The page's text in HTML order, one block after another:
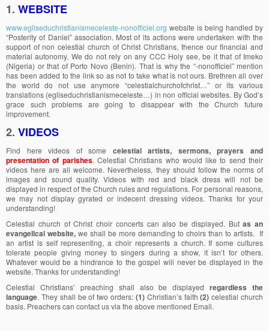
1. WEBSITE
www.egliseduchristianismeceleste-nonofficiel.org website is being handled by
“Posterity of Daniel” association. Most of its actions were undertaken with the
support of non celestial church of Christ Christians, thence our financial and
material autonomy. We do not rely on any CCC Holy see, be it that of Imeko
(Nigeria) or that of Porto Novo (Benin). That is why the “-nonofficiel” mention
has been added to the link so as not to take what is not ours. Brethren all over
the world do not use anymore “celestialchurchofchrist…” or its various
translations (egliseduchristianismeceleste…) in non official websites. By God’s
grace such problems are going to disappear with the Church future
improvement.
2. VIDEOS
Find here videos of some celestial artists, sermons, prayers and
presentation of parishes. Celestial Christians who would like to send their
videos here are all welcome. Nevertheless, they should follow the norms of
images and sound quality. Videos with red and black dress will not be
displayed in respect of the Church rules and regulations. For personal reasons,
we may not display gyrated or indecent dressing videos. Thanks for your
understanding!
Celestial church of Christ choir concerts can also be displayed. Butas an
evangelical website, we shall be more demanding to choirs than to artists. If
an artist is self representing, a choir represents a church. If some cultures
tolerate people giving money to singers during a show, it isn’t for others.
Whatever would be a hindrance to the gospel will never be displayed in the
website. Thanks for understanding!
Celestial Christians’ preaching shall also be displayedregardless the
language. They shall be of two orders: (1)Christian’s faith(2) celestial church
basis. Preachers can contact us via the above mentioned Email.